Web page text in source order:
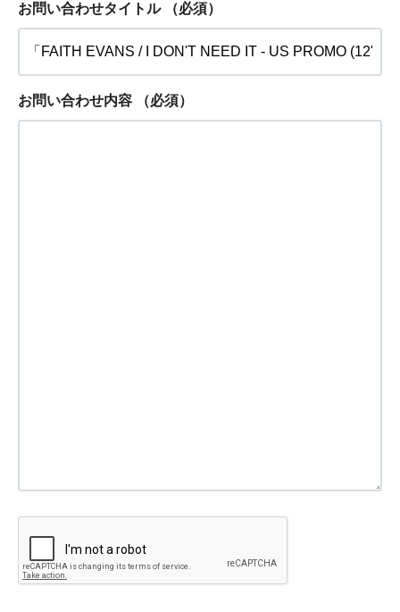
お問い合わせタイトル （必須）
お問い合わせ内容 （必須）